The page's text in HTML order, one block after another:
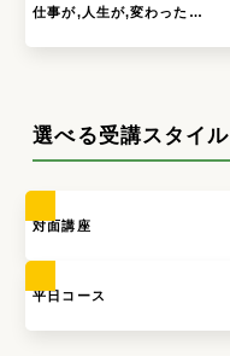
仕事が,人生が,変わった…
選べる受講スタイル
対面講座
平日コース